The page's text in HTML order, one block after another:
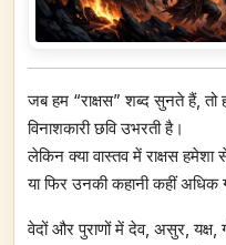
जब हम “राक्षस” शब्द सुनते हैं,
विनाशकारी छवि उभरती है।
लेकिन क्या वास्तव में राक्षस हमेशा
या फिर उनकी कहानी कहीं अधिक
वेदों और पुराणों में देव, असुर, यक्ष,